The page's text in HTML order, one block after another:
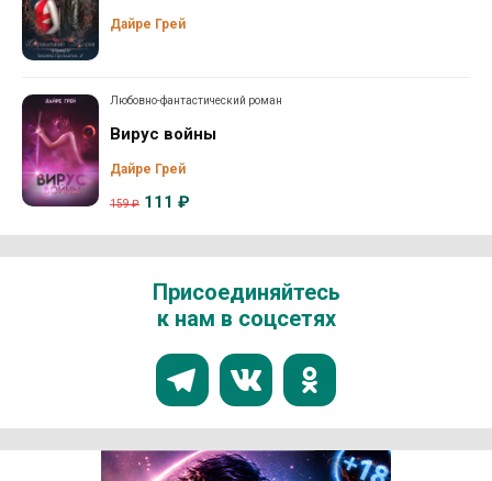
Дайре Грей
Любовно-фантастический роман
Вирус войны
Дайре Грей
159 ₽ 111 ₽
Присоединяйтесь
к нам в соцсетях